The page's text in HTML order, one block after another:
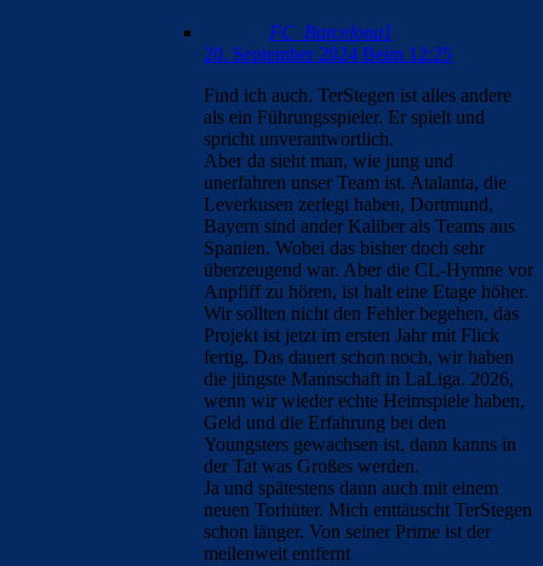
FC_Barcelona1
20. September 2024 Beim 12:25
Find ich auch. TerStegen ist alles andere
als ein Führungsspieler. Er spielt und
spricht unverantwortlich.
Aber da sieht man, wie jung und
unerfahren unser Team ist. Atalanta, die
Leverkusen zerlegt haben, Dortmund,
Bayern sind ander Kaliber als Teams aus
Spanien. Wobei das bisher doch sehr
überzeugend war. Aber die CL-Hymne vor
Anpfiff zu hören, ist halt eine Etage höher.
Wir sollten nicht den Fehler begehen, das
Projekt ist jetzt im ersten Jahr mit Flick
fertig. Das dauert schon noch, wir haben
die jüngste Mannschaft in LaLiga. 2026,
wenn wir wieder echte Heimspiele haben,
Geld und die Erfahrung bei den
Youngsters gewachsen ist, dann kanns in
der Tat was Großes werden.
Ja und spätestens dann auch mit einem
neuen Torhüter. Mich enttäuscht TerStegen
schon länger. Von seiner Prime ist der
meilenweit entfernt